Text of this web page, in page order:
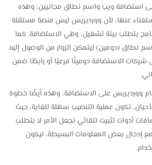
استضافة ويب واسم نطاق مجانيين، وهذه
عنها، لأن ووردبريس ليس منصة مستقلة
يتطلب بيئة تشغيل، وهي الاستضافة. كما
نطاق (دومين) ليتمكن الزوار من الوصول إليه.
الاستضافة دومينًا فرعيًا أو رابطًا ضمن
ووردبريس على الاستضافة، وهذه أيضًا خطوة
تكون عملية التنصيب سهلة للغاية، حيث
أدوات تثبيت تلقائي تجعل الأمر لا يتطلب
إدخال بعض المعلومات البسيطة، ليكون